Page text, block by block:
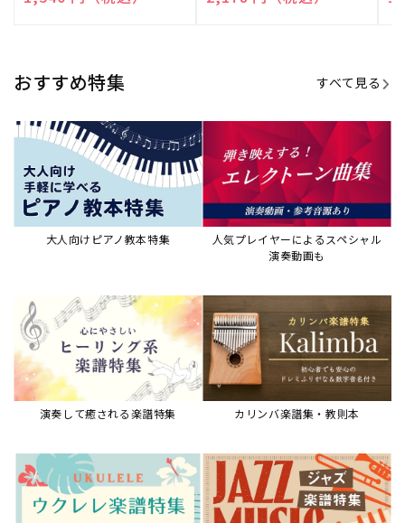
おすすめ特集 すべて見る
大人向けピアノ教本特集
人気プレイヤーによるスペシャル
演奏動画も
演奏して癒される楽譜特集 カリンバ楽譜集・教則本